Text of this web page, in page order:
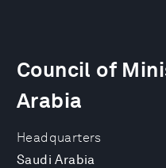
Headquarters
Saudi Arabia
Council of
Arabia